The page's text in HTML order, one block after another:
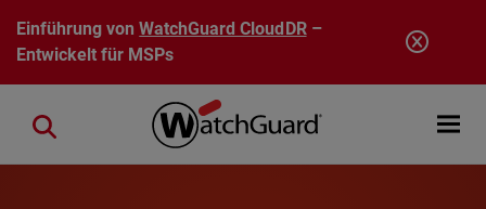
Direkt zum Inhalt
Einführung vonWatchGuard CloudDR–
Entwickelt für MSPs
Open
Close search